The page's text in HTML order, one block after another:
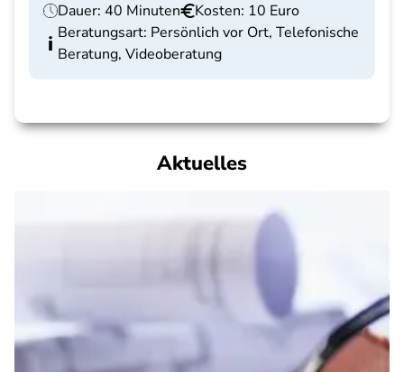
Dauer: 40 Minuten
Kosten: 10 Euro
Beratungsart: Persönlich vor Ort, Telefonische
Beratung, Videoberatung
Aktuelles